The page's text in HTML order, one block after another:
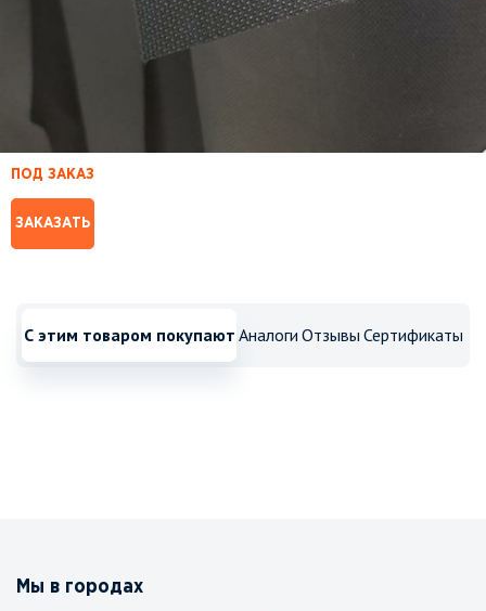
ПОД ЗАКАЗ
ЗАКАЗАТЬ
С этим товаром покупают Аналоги Отзывы Сертификаты
Мы в городах